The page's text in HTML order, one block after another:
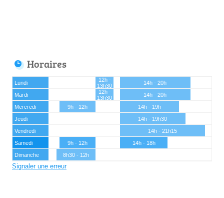
Horaires
Lundi
12h -
13h30
14h - 20h
Mardi
12h -
13h30
14h - 20h
Mercredi
9h - 12h
14h - 19h
Jeudi
14h - 19h30
Vendredi
14h - 21h15
Samedi
9h - 12h
14h - 18h
Dimanche
8h30 - 12h
Signaler une erreur